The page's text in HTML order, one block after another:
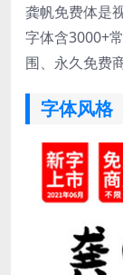
龚帆免费体是
字体含3000+
围、永久免费商
字体风格